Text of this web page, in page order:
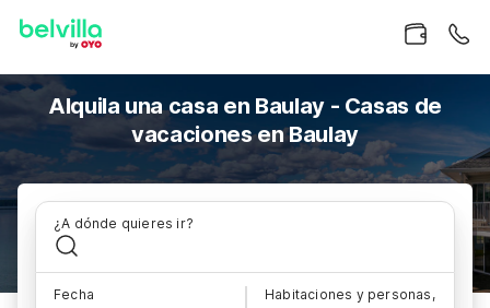
Alquila una casa en Baulay - Casas de
vacaciones en Baulay
¿A dónde quieres ir?
Fecha Habitaciones y personas,